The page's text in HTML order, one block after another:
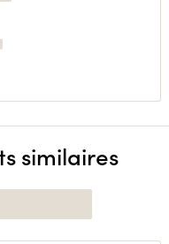
similaires